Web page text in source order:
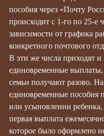
пособия через «Почту
происходит с 1-го по 25-е
зависимости от графика
конкретного почтового
В эти же числа приходят и
единовременные выплаты,
семьи получают разово.
единовременные пособия
или усыновлении ребенка,
первая выплата
которое было оформлено